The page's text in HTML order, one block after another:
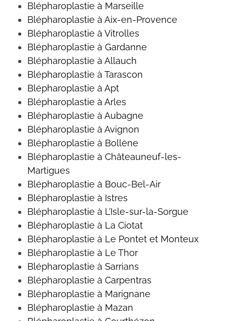
Blépharoplastie à Marseille
Blépharoplastie à Aix-en-Provence
Blépharoplastie à Vitrolles
Blépharoplastie à Gardanne
Blépharoplastie à Allauch
Blépharoplastie à Tarascon
Blépharoplastie à Apt
Blépharoplastie à Arles
Blépharoplastie à Aubagne
Blépharoplastie à Avignon
Blépharoplastie à Bollène
Blépharoplastie à Châteauneuf-les-
Martigues
Blépharoplastie à Bouc-Bel-Air
Blépharoplastie à Istres
Blépharoplastie à L’Isle-sur-la-Sorgue
Blépharoplastie à La Ciotat
Blépharoplastie à Le Pontet et Monteux
Blépharoplastie à Le Thor
Blépharoplastie à Sarrians
Blépharoplastie à Carpentras
Blépharoplastie à Marignane
Blépharoplastie à Mazan